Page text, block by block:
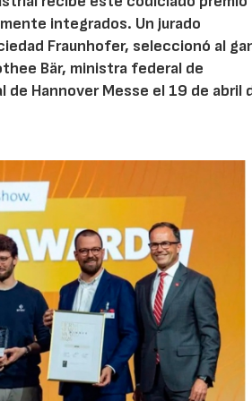
integrados. Un jurado
Fraunhofer, seleccionó al
Bär, ministra federal de
Hannover Messe el 19 de abril